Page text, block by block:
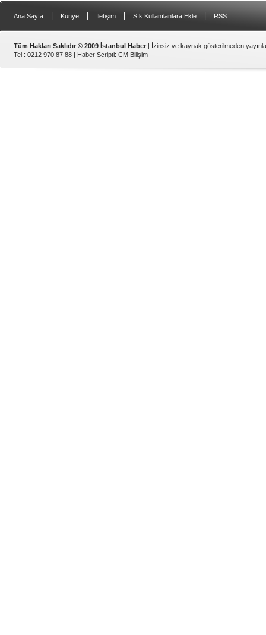
Ana Sayfa Künye İletişim Sık Kullanılanlara Ekle RSS
Tüm Hakları Saklıdır © 2009 İstanbul Haber | İzinsiz ve kaynak gösterilmeden
Tel : 0212 970 87 88 | Haber Scripti: CM Bilişim